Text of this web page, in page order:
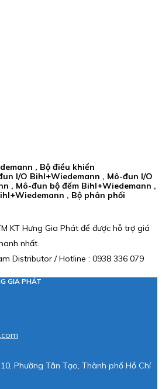
, Bộ điều khiển
I/O Bihl+Wiedemann , Mô-đun I/O
, Mô-đun bộ đếm Bihl+Wiedemann ,
, Bộ phân phối
KT Hưng Gia Phát để được hỗ trợ giá
nhất.
Distributor / Hotline : 0938 336 079
GIA PHÁT
Phường Tân Tạo, Thành phố Hồ Chí